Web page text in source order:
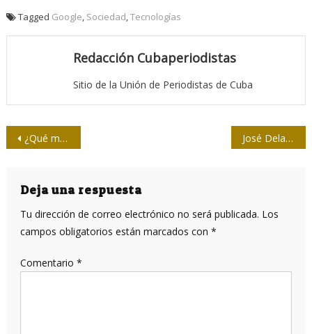
Tagged Google, Sociedad,Tecnologías
Redacción Cubaperiodistas
Sitio de la Unión de Periodistas de Cuba
Navegación
entradas
¿Qué mueve los clicks en las redes sociales? José Delarra, infinitamente vivo
Deja una respuesta
Tu dirección de correo electrónico no será publicada. Los
campos obligatorios están marcados con *
Comentario *